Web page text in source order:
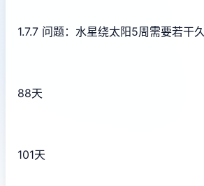
1.7.7 问题：水星绕太阳5周需要若干久
88天
101天